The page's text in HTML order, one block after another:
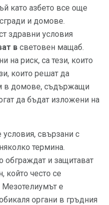
като азбето все още
и домове.
здравни условия
в световен мащаб.
на риск, са тези, които
които решат да
в домове, съдържащи
да бъдат изложени на
свързани с
термина.
обграждат и защитават
който често се
Мезотелиумът е
органи в гръдния